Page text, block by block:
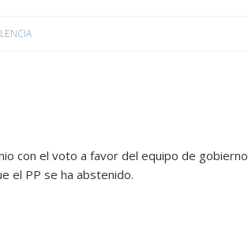
con el voto a favor del equipo de gobierno
el PP se ha abstenido.